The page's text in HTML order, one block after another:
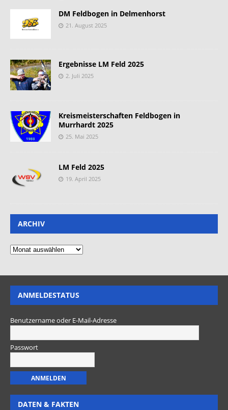
DM Feldbogen in Delmenhorst
21. August 2025
Ergebnisse LM Feld 2025
2. Juli 2025
Kreismeisterschaften Feldbogen in
Murrhardt 2025
25. Mai 2025
LM Feld 2025
19. April 2025
ARCHIV
ANMELDESTATUS
Benutzername oder E-Mail-Adresse
Passwort
DATEN & FAKTEN